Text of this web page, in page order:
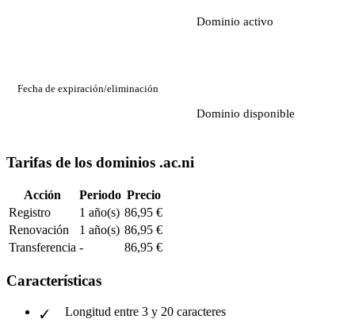
Dominio activo
Fecha de expiración/eliminación
Dominio disponible
Tarifas de los dominios .ac.ni
Acción Periodo Precio
Registro
1 año(s) 86,95 €
Renovación
1 año(s) 86,95 €
Transferencia - 86,95 €
Características
Longitud entre 3 y 20 caracteres